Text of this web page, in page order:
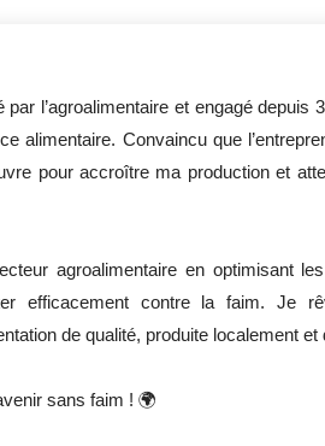
l’agroalimentaire et engagé depuis
alimentaire. Convaincu que
pour accroître ma production et
agroalimentaire en optimisant
efficacement contre la faim. Je
de qualité, produite localement et
sans faim ! 🌍